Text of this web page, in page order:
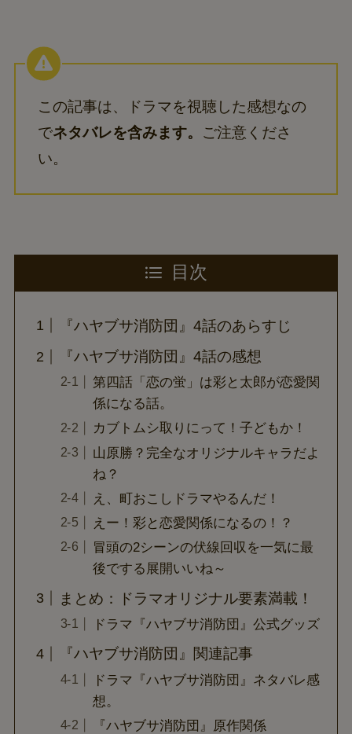
この記事は、ドラマを視聴した感想なの
でネタバレを含みます。 ご注意くださ
い。
目次
『ハヤブサ消防団』4話のあらすじ
『ハヤブサ消防団』4話の感想
第四話「恋の蛍」は彩と太郎が恋愛関
係になる話。
カブトムシ取りにって！子どもか！
山原勝？完全なオリジナルキャラだよ
ね？
え、町おこしドラマやるんだ！
えー！彩と恋愛関係になるの！？
冒頭の2シーンの伏線回収を一気に最
後でする展開いいね～
まとめ：ドラマオリジナル要素満載！
ドラマ『ハヤブサ消防団』公式グッズ
『ハヤブサ消防団』関連記事
ドラマ『ハヤブサ消防団』ネタバレ感
想。
『ハヤブサ消防団』原作関係